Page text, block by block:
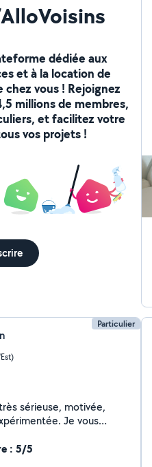
dédiée aux
et à la location de
vous ! Rejoignez
millions de membres,
et facilitez votre
vos projets !
Particulier
Je vous
contacter pour plus
Alberta
: 5/5